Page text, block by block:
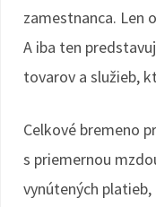
zamestnanca. Len
A iba ten
tovarov a služieb,
Celkové bremeno
s priemernou
vynútených